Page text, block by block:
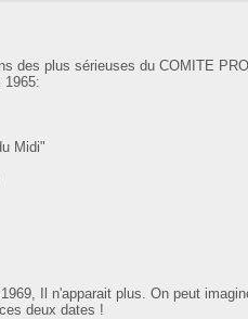
des plus sérieuses du COMITE
1965:
Midi"
Il n'apparait plus. On peut
deux dates !